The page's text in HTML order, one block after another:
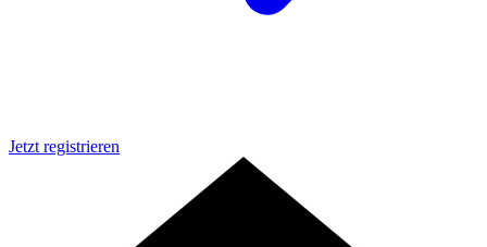
Jetzt registrieren